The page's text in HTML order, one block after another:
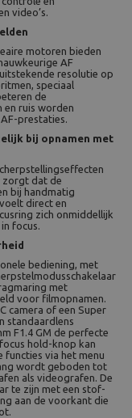
video’s.
motoren bieden
AF
resolutie op
speciaal
de
en ruis worden
prestaties.
bij opnamen met
zorgt dat de
bij handmatig
direct en
zich onmiddellijk
focus.
bediening, met
met
voor filmopnamen.
camera of een Super
standaardlens
F1.4 GM de perfecte
hold-knop kan
functies via het menu
wordt geboden tot
als videografen. De
te zijn met een stof-
aan de voorkant die